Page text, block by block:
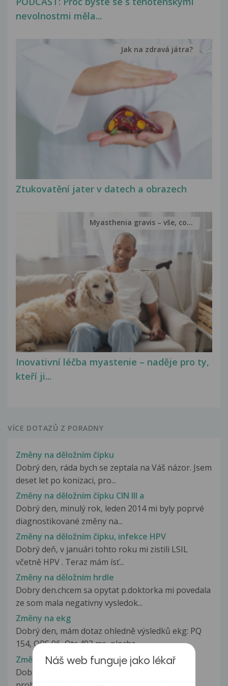
nevolnostmi měla...
Ztukovatění jater v datech a obrazech
Jak na zdravá játra?
Inovativní léčba myastenie – naděje pro ty,
kteří ji...
Myasthenia gravis – vše, co...
VÍCE DOTAZŮ Z PORADNY
Změny na děložním čípku
Dobrý den, ráda bych se zeptala na Váš názor. Jsem
deset let po konizaci, pro...
Změny na děložním čípku CIN III a
Dobrý den, minulý rok, leden 2014 mi byly poprvé
diagnostikované změny na...
Změny na děložním čípku, infekce HPV
Dobrý deň, v januári tohto roku mi zistili LSIL
včetně HPV . Teraz mám ísť...
Změny na děložním hrdle
Dobry den.chcem sa opytat p.doktorka mi povedala
ze som mala negativny vysledok...
Změny na ekg
Dobrý den, mám dotaz ohledně výsledků ekg: PQ
154, QRS 96, Qtc 493 ms, ploche...
Změny na EKG
Dobrý den. 15.6. jsem byla na EKG vyšetření. Po
Náš web funguje jako lékař